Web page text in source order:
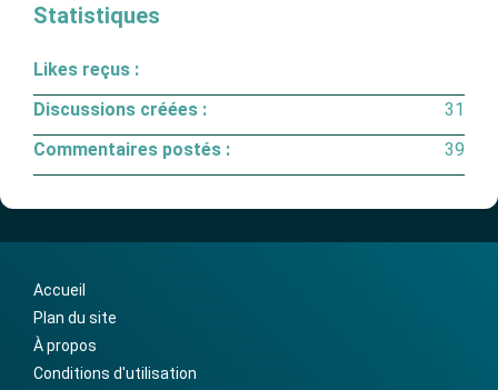
Statistiques
Likes reçus :
Discussions créées :
31
Commentaires postés :
39
Accueil
Plan du site
À propos
Conditions d'utilisation